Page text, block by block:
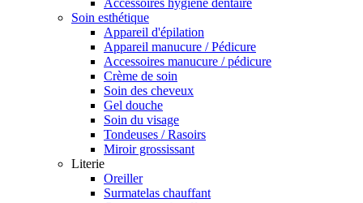
Accessoires hygiène dentaire
Soin esthétique
Appareil d'épilation
Appareil manucure / Pédicure
Accessoires manucure / pédicure
Crème de soin
Soin des cheveux
Gel douche
Soin du visage
Tondeuses / Rasoirs
Miroir grossissant
Literie
Oreiller
Surmatelas chauffant